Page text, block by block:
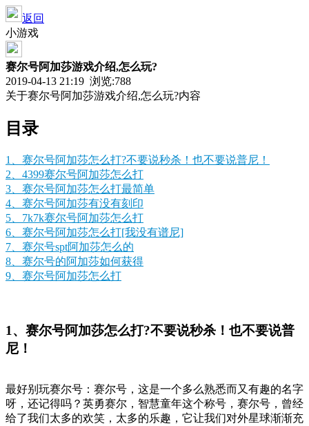
返回
小游戏
赛尔号阿加莎游戏介绍,怎么玩?
2019-04-13 21:19 浏览:788
关于赛尔号阿加莎游戏介绍,怎么玩?内容
目录
1、赛尔号阿加莎怎么打?不要说秒杀！也不要说普尼！
2、4399赛尔号阿加莎怎么打
3、赛尔号阿加莎怎么打最简单
4、赛尔号阿加莎有没有刻印
5、7k7k赛尔号阿加莎怎么打
6、赛尔号阿加莎怎么打[我没有谱尼]
7、赛尔号spt阿加莎怎么的
8、赛尔号的阿加莎如何获得
9、赛尔号阿加莎怎么打
1、赛尔号阿加莎怎么打?不要说秒杀！也不要说普
尼！
最好别玩赛尔号：赛尔号，这是一个多么熟悉而又有趣的名字
呀，还记得吗？英勇赛尔，智慧童年这个称号，赛尔号，曾经
给了我们太多的欢笑，太多的乐趣，它让我们对外星球渐渐充